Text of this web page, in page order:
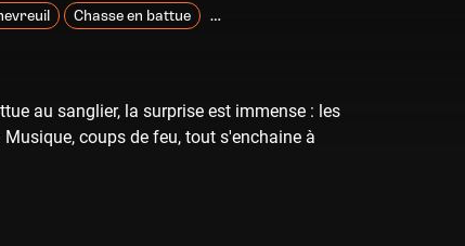
Chasse en battue Chasse au grand gibier
au sanglier, la surprise est immense : les
coups de feu, tout s'enchaine à